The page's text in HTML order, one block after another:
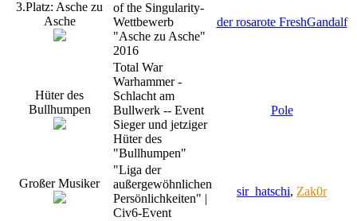
3.Platz: Asche zu
Asche
of the Singularity-
Wettbewerb
"Asche zu Asche"
2016
der rosarote FreshGandalf
Hüter des
Bullhumpen
Total War
Warhammer -
Schlacht am
Bullwerk -- Event
Sieger und jetziger
Hüter des
"Bullhumpen"
Pole
Großer Musiker
"Liga der
außergewöhnlichen
Persönlichkeiten" |
Civ6-Event
sir_hatschi, Zak0r